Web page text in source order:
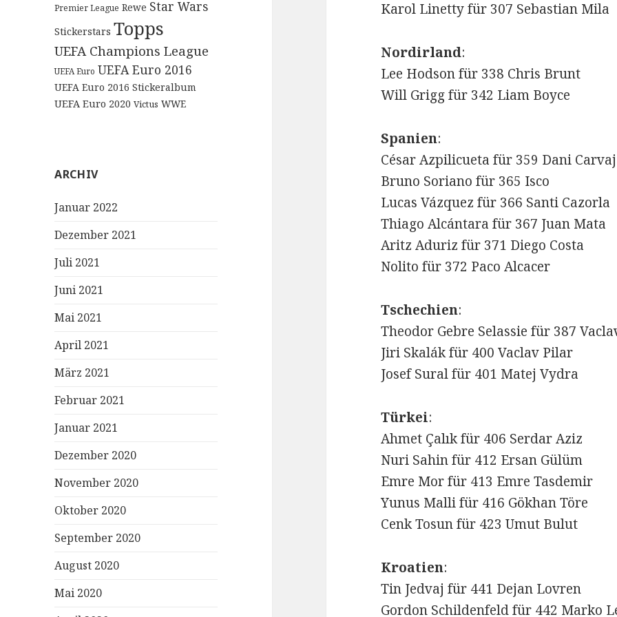
Premier League Rewe Star Wars
Stickerstars Topps
UEFA Champions League
UEFA Euro UEFA Euro 2016
UEFA Euro 2016 Stickeralbum
UEFA Euro 2020 Victus WWE
ARCHIV
Januar 2022
Dezember 2021
Juli 2021
Juni 2021
Mai 2021
April 2021
März 2021
Februar 2021
Januar 2021
Dezember 2020
November 2020
Oktober 2020
September 2020
August 2020
Mai 2020
Karol Linetty für 307 Sebastian Mila
Nordirland:
Lee Hodson für 338 Chris Brunt
Will Grigg für 342 Liam Boyce
Spanien:
César Azpilicueta für 359 Dani
Bruno Soriano für 365 Isco
Lucas Vázquez für 366 Santi Cazorla
Thiago Alcántara für 367 Juan Mata
Aritz Aduriz für 371 Diego Costa
Nolito für 372 Paco Alcacer
Tschechien:
Theodor Gebre Selassie für 387
Jiri Skalák für 400 Vaclav Pilar
Josef Sural für 401 Matej Vydra
Türkei:
Ahmet Çalık für 406 Serdar Aziz
Nuri Sahin für 412 Ersan Gülüm
Emre Mor für 413 Emre Tasdemir
Yunus Malli für 416 Gökhan Töre
Cenk Tosun für 423 Umut Bulut
Kroatien:
Tin Jedvaj für 441 Dejan Lovren
Gordon Schildenfeld für 442 Marko